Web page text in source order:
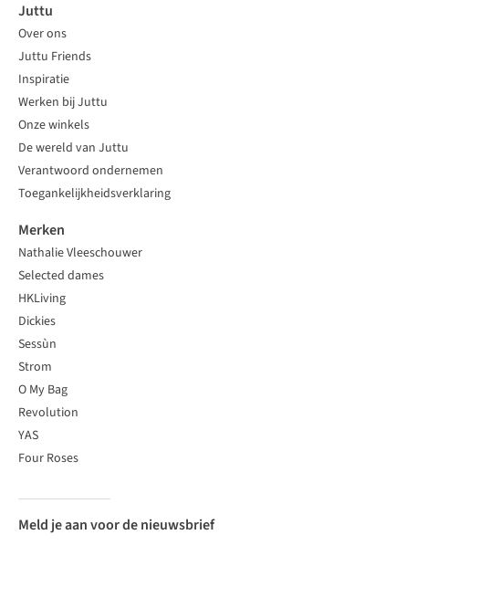
Juttu
Over ons
Juttu Friends
Inspiratie
Werken bij Juttu
Onze winkels
De wereld van Juttu
Verantwoord ondernemen
Toegankelijkheidsverklaring
Merken
Nathalie Vleeschouwer
Selected dames
HKLiving
Dickies
Sessùn
Strom
O My Bag
Revolution
YAS
Four Roses
Meld je aan voor de nieuwsbrief